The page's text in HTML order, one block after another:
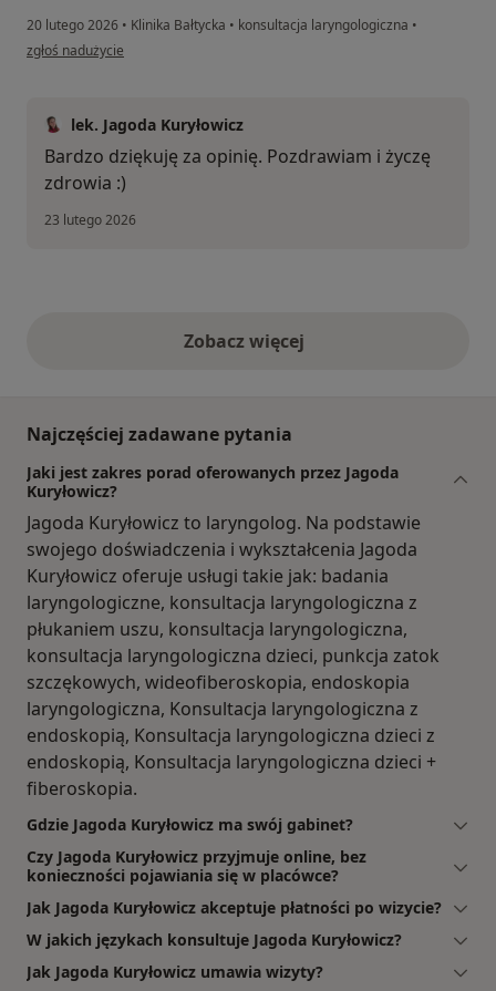
20 lutego 2026 • Klinika Bałtycka • konsultacja laryngologiczna •
w opinii użytkownika Beata
zgłoś nadużycie
lek. Jagoda Kuryłowicz
Bardzo dziękuję za opinię. Pozdrawiam i życzę
zdrowia :)
23 lutego 2026
Zobacz więcejopinie powyżej
Najczęściej zadawane pytania
Jaki jest zakres porad oferowanych przez Jagoda
Kuryłowicz?
Jagoda Kuryłowicz to laryngolog. Na podstawie
swojego doświadczenia i wykształcenia Jagoda
Kuryłowicz oferuje usługi takie jak: badania
laryngologiczne, konsultacja laryngologiczna z
płukaniem uszu, konsultacja laryngologiczna,
konsultacja laryngologiczna dzieci, punkcja zatok
szczękowych, wideofiberoskopia, endoskopia
laryngologiczna, Konsultacja laryngologiczna z
endoskopią, Konsultacja laryngologiczna dzieci z
endoskopią, Konsultacja laryngologiczna dzieci +
fiberoskopia.
Gdzie Jagoda Kuryłowicz ma swój gabinet?
Czy Jagoda Kuryłowicz przyjmuje online, bez
konieczności pojawiania się w placówce?
Jak Jagoda Kuryłowicz akceptuje płatności po wizycie?
W jakich językach konsultuje Jagoda Kuryłowicz?
Jak Jagoda Kuryłowicz umawia wizyty?